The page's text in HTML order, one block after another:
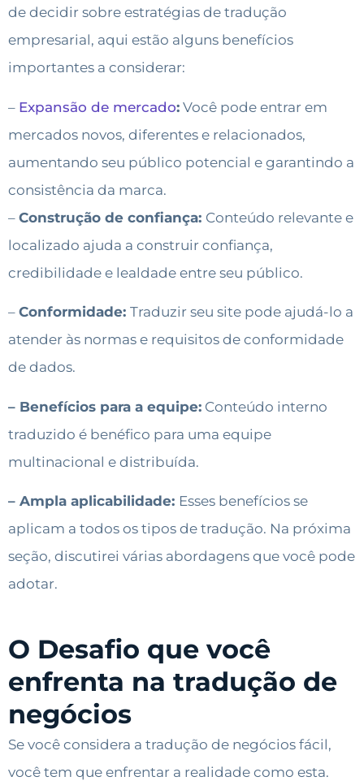
de decidir sobre estratégias de tradução
empresarial, aqui estão alguns benefícios
importantes a considerar:
– Expansão de mercado: Você pode entrar em
mercados novos, diferentes e relacionados,
aumentando seu público potencial e garantindo a
consistência da marca.
– Construção de confiança: Conteúdo relevante e
localizado ajuda a construir confiança,
credibilidade e lealdade entre seu público.
– Conformidade: Traduzir seu site pode ajudá-lo a
atender às normas e requisitos de conformidade
de dados.
– Benefícios para a equipe: Conteúdo interno
traduzido é benéfico para uma equipe
multinacional e distribuída.
– Ampla aplicabilidade: Esses benefícios se
aplicam a todos os tipos de tradução. Na próxima
seção, discutirei várias abordagens que você pode
adotar.
O Desafio que você
enfrenta na tradução de
negócios
Se você considera a tradução de negócios fácil,
você tem que enfrentar a realidade como esta.